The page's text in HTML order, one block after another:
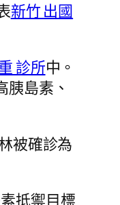
新竹 出國
診所中。
島素、
被確診為
抵禦目標